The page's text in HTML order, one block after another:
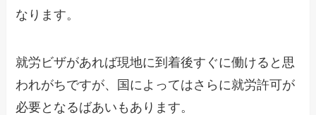
なります。
就労ビザがあれば現地に到着後すぐに働けると思
われがちですが、国によってはさらに就労許可が
必要となるばあいもあります。